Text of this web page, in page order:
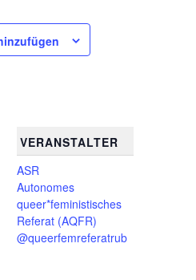
VERANSTALTER
ASR
Autonomes
queer*feministisches
Referat (AQFR)
@queerfemreferatrub